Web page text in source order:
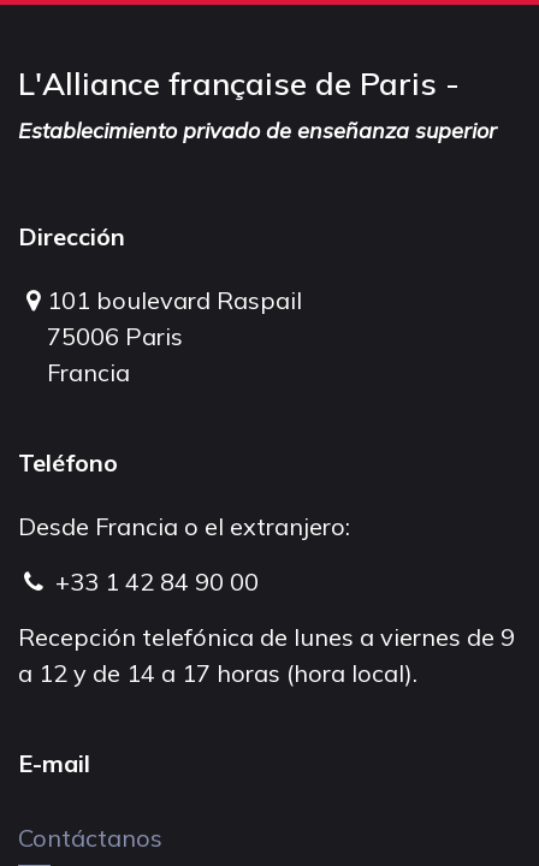
L'Alliance française de Paris -
Establecimiento privado de enseñanza superior
Dirección
101 boulevard Raspail
75006 Paris
Francia
Teléfono
Desde Francia o el extranjero:
+33 1 42 84 90 00
Recepción telefónica de lunes a viernes de 9
a 12 y de 14 a 17 horas (hora local).
E-mail
Contáctanos